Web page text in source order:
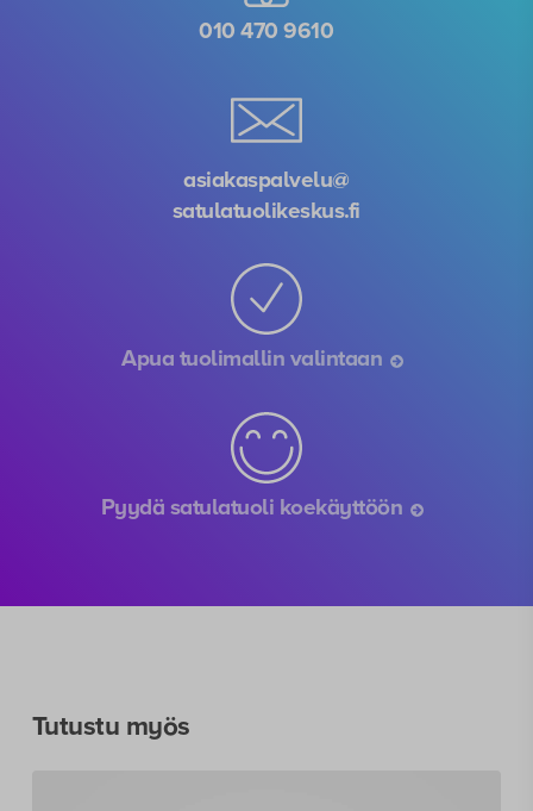
010 470 9610
asiakaspalvelu@
satulatuolikeskus.fi
Apua tuolimallin valintaan
Pyydä satulatuoli koekäyttöön
Tutustu myös